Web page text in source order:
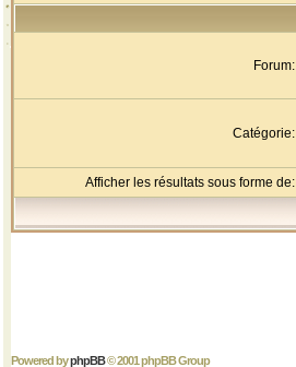
Forum:
Catégorie:
Afficher les résultats sous forme de:
Powered byphpBB© 2001 phpBB Group